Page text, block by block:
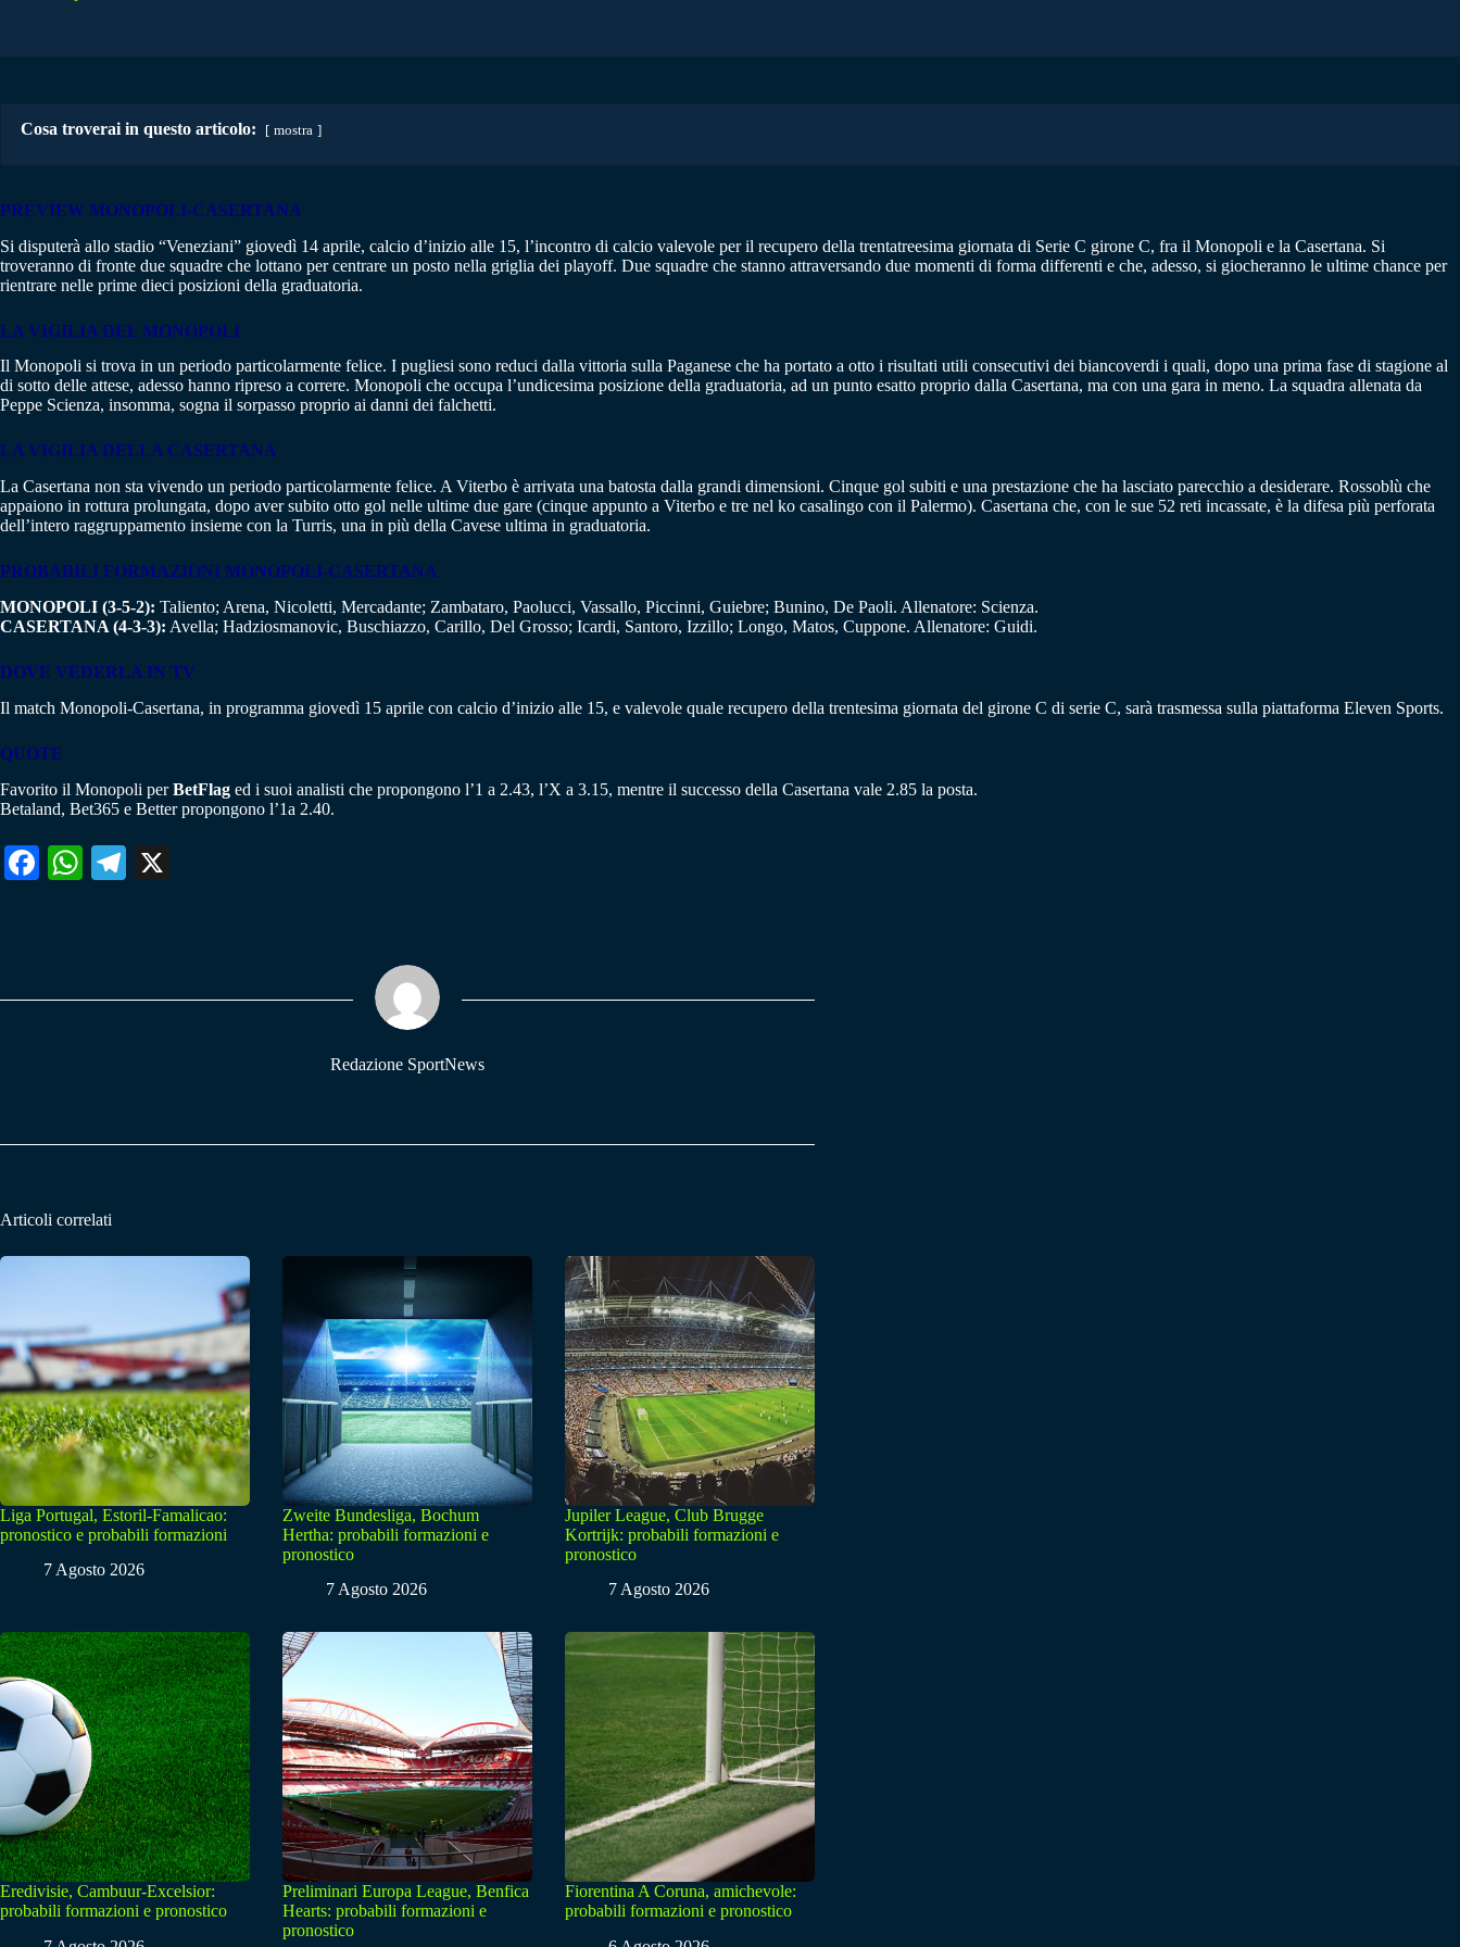
Cosa troverai in questo articolo: mostra
PREVIEW MONOPOLI-CASERTANA
Si disputerà allo stadio “Veneziani” giovedì 14 aprile, calcio d’inizio alle 15, l’incontro di calcio valevole per il recupero della trentatreesima giornata di Serie C girone C, fra il Monopoli e la Casertana. Si
troveranno di fronte due squadre che lottano per centrare un posto nella griglia dei playoff. Due squadre che stanno attraversando due momenti di forma differenti e che, adesso, si giocheranno le ultime chance per
rientrare nelle prime dieci posizioni della graduatoria.
LA VIGILIA DEL MONOPOLI
Il Monopoli si trova in un periodo particolarmente felice. I pugliesi sono reduci dalla vittoria sulla Paganese che ha portato a otto i risultati utili consecutivi dei biancoverdi i quali, dopo una prima fase di stagione al
di sotto delle attese, adesso hanno ripreso a correre. Monopoli che occupa l’undicesima posizione della graduatoria, ad un punto esatto proprio dalla Casertana, ma con una gara in meno. La squadra allenata da
Peppe Scienza, insomma, sogna il sorpasso proprio ai danni dei falchetti.
LA VIGILIA DELLA CASERTANA
La Casertana non sta vivendo un periodo particolarmente felice. A Viterbo è arrivata una batosta dalla grandi dimensioni. Cinque gol subiti e una prestazione che ha lasciato parecchio a desiderare. Rossoblù che
appaiono in rottura prolungata, dopo aver subito otto gol nelle ultime due gare (cinque appunto a Viterbo e tre nel ko casalingo con il Palermo). Casertana che, con le sue 52 reti incassate, è la difesa più perforata
dell’intero raggruppamento insieme con la Turris, una in più della Cavese ultima in graduatoria.
PROBABILI FORMAZIONI MONOPOLI-CASERTANA
MONOPOLI (3-5-2): Taliento; Arena, Nicoletti, Mercadante; Zambataro, Paolucci, Vassallo, Piccinni, Guiebre; Bunino, De Paoli. Allenatore: Scienza.
CASERTANA (4-3-3): Avella; Hadziosmanovic, Buschiazzo, Carillo, Del Grosso; Icardi, Santoro, Izzillo; Longo, Matos, Cuppone. Allenatore: Guidi.
DOVE VEDERLA IN TV
Il match Monopoli-Casertana, in programma giovedì 15 aprile con calcio d’inizio alle 15, e valevole quale recupero della trentesima giornata del girone C di serie C, sarà trasmessa sulla piattaforma Eleven Sports.
QUOTE
Favorito il Monopoli perBetFlag ed i suoi analisti che propongono l’1 a 2.43, l’X a 3.15, mentre il successo della Casertana vale 2.85 la posta.
Betaland, Bet365 e Better propongono l’1a 2.40.
Fa W
pp
Te
m
Redazione SportNews
Articoli correlati
Liga Portugal, Estoril-Famalicao:
pronostico e probabili formazioni
7 Agosto 2026
Zweite Bundesliga, Bochum
Hertha: probabili formazioni e
pronostico
7 Agosto 2026
Jupiler League, Club Brugge
Kortrijk: probabili formazioni e
pronostico
7 Agosto 2026
Eredivisie, Cambuur-Excelsior:
probabili formazioni e pronostico
Preliminari Europa League, Benfica
Hearts: probabili formazioni e
pronostico
Fiorentina A Coruna, amichevole:
probabili formazioni e pronostico